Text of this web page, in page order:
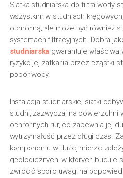
Siatka studniarska do filtra wody
wszystkim w studniach
ochronną, ale może być również
systemach filtracyjnych. Dobra
studniarska gwarantuje właściwą
ryzyko jej zatkania przez cząstki
pobór wody.
Instalacja studniarskiej siatki
studni, zazwyczaj na powierzchni
ochronnych rur, co zapewnia jej
wytrzymałość przez długi czas.
komponentu w dużej mierze
geologicznych, w których buduje
zwrócić sporo uwagi na